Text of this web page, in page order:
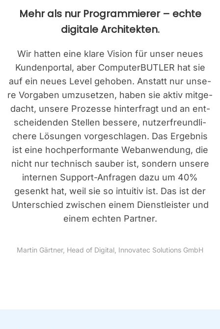
Mehr als nur Pro­gram­mie­rer – ech­te
digi­ta­le Archi­tek­ten.
Wir hat­ten eine kla­re Visi­on für unser neu­es
Kun­den­por­tal, aber Com­pu­ter­BUT­LER hat sie
auf ein neu­es Level geho­ben. Anstatt nur unse­
re Vor­ga­ben umzu­set­zen, haben sie aktiv mit­ge­
dacht, unse­re Pro­zes­se hin­ter­fragt und an ent­
schei­den­den Stel­len bes­se­re, nut­zer­freund­li­
che­re Lösun­gen vor­ge­schla­gen. Das Ergeb­nis
ist eine hoch­per­for­man­te Web­an­wen­dung, die
nicht nur tech­nisch sau­ber ist, son­dern unse­re
inter­nen Sup­port-Anfra­gen dazu um 40%
gesenkt hat, weil sie so intui­tiv ist. Das ist der
Unter­schied zwi­schen einem Dienst­leis­ter und
einem ech­ten Part­ner.
Mar­tin Gärt­ner, Head of Digi­tal, Inno­va­tec Solu­ti­ons GmbH